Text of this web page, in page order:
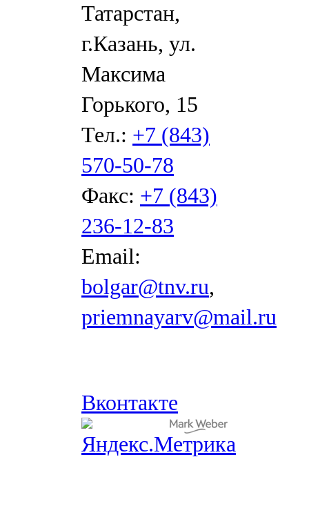
Татарстан,
г.Казань, ул.
Максима
Горького, 15
Тел.: +7 (843)
570-50-78
Факс: +7 (843)
236-12-83
Email:
bolgar@tnv.ru,
priemnayarv@mail.ru
Вконтакте